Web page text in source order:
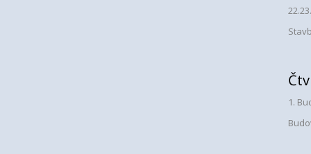
1.